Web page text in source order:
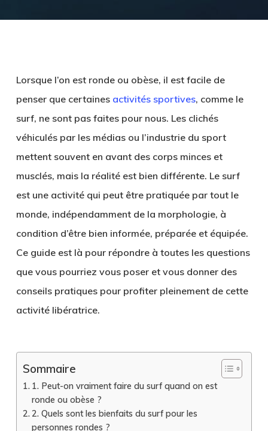
Lorsque l’on est ronde ou obèse, il est facile de
penser que certaines activités sportives, comme le
surf, ne sont pas faites pour nous. Les clichés
véhiculés par les médias ou l’industrie du sport
mettent souvent en avant des corps minces et
musclés, mais la réalité est bien différente. Le surf
est une activité qui peut être pratiquée par tout le
monde, indépendamment de la morphologie, à
condition d’être bien informée, préparée et équipée.
Ce guide est là pour répondre à toutes les questions
que vous pourriez vous poser et vous donner des
conseils pratiques pour profiter pleinement de cette
activité libératrice.
Sommaire
1. Peut-on vraiment faire du surf quand on est
ronde ou obèse ?
2. Quels sont les bienfaits du surf pour les
personnes rondes ?